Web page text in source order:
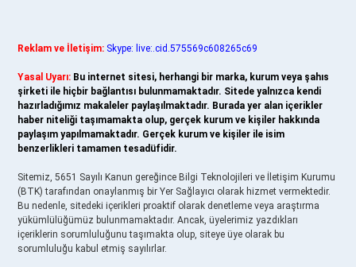
Reklam ve İletişim: Skype: live:.cid.575569c608265c69
Yasal Uyarı: Bu internet sitesi, herhangi bir marka, kurum veya şahıs
şirketi ile hiçbir bağlantısı bulunmamaktadır. Sitede yalnızca kendi
hazırladığımız makaleler paylaşılmaktadır. Burada yer alan içerikler
haber niteliği taşımamakta olup, gerçek kurum ve kişiler hakkında
paylaşım yapılmamaktadır. Gerçek kurum ve kişiler ile isim
benzerlikleri tamamen tesadüfidir.
Sitemiz, 5651 Sayılı Kanun gereğince Bilgi Teknolojileri ve İletişim Kurumu
(BTK) tarafından onaylanmış bir Yer Sağlayıcı olarak hizmet vermektedir.
Bu nedenle, sitedeki içerikleri proaktif olarak denetleme veya araştırma
yükümlülüğümüz bulunmamaktadır. Ancak, üyelerimiz yazdıkları
içeriklerin sorumluluğunu taşımakta olup, siteye üye olarak bu
sorumluluğu kabul etmiş sayılırlar.